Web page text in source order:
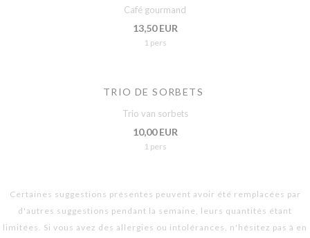
Café gourmand
13,50 EUR
1 pers
TRIO DE SORBETS
Trio van sorbets
10,00 EUR
1 pers
Certaines suggestions présentes peuvent avoir été remplacées par
d'autres suggestions pendant la semaine, leurs quantités étant
limitées. Si vous avez des allergies ou intolérances, n'hésitez pas à en